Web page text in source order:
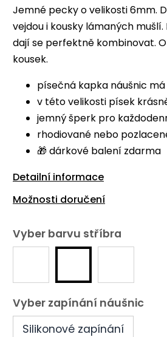
Jemné pecky ovelikosti 6mm.
vejdou i kousky lámaných
dají se perfektně kombinovat.
kousek.
písečná kapka náušnic
v této velikosti písek
jemný šperk pro
rhodiované nebo
🎁 dárkové balení zdarma
Detailní informace
Možnosti doručení
Vyber barvu stříbra
Vyber zapínání náušnic
Silikonové zapínání